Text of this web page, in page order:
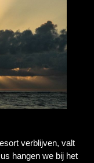
verblijven, valt
hangen we bij het